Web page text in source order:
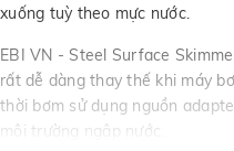
xuống tuỳ theo mực nước.
EBI VN - Steel Surface
rất dễ dàng thay thế khi máy
thời bơm sử dụng nguồn
môi trường ngập nước.